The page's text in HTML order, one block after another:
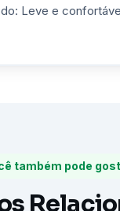
Leve e
também pode